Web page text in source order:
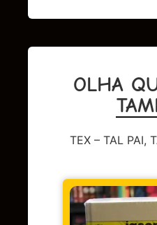
OLHA
TEX – TAL PAI,